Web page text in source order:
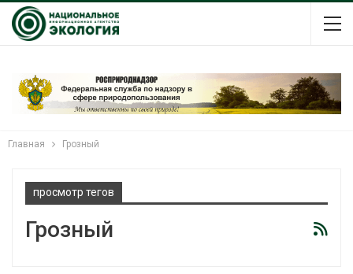
Главная Грозный
просмотр тегов
Грозный